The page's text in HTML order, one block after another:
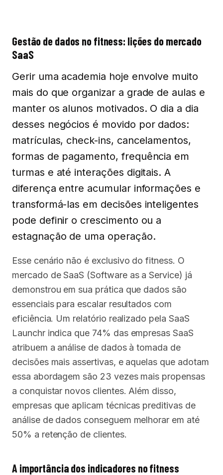
Gestão de dados no fitness: lições do mercado
SaaS
Gerir uma academia hoje envolve muito
mais do que organizar a grade de aulas e
manter os alunos motivados. O dia a dia
desses negócios é movido por dados:
matrículas, check-ins, cancelamentos,
formas de pagamento, frequência em
turmas e até interações digitais. A
diferença entre acumular informações e
transformá-las em decisões inteligentes
pode definir o crescimento ou a
estagnação de uma operação.
Esse cenário não é exclusivo do fitness. O
mercado de SaaS (Software as a Service) já
demonstrou em sua prática que dados são
essenciais para escalar resultados com
eficiência. Um relatório realizado pela SaaS
Launchr indica que 74% das empresas SaaS
atribuem a análise de dados à tomada de
decisões mais assertivas, e aquelas que adotam
essa abordagem são 23 vezes mais propensas
a conquistar novos clientes. Além disso,
empresas que aplicam técnicas preditivas de
análise de dados conseguem melhorar em até
50% a retenção de clientes.
A importância dos indicadores no fitness